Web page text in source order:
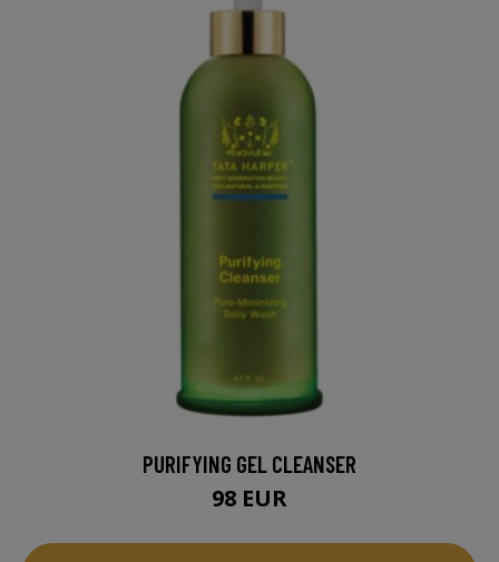
PURIFYING GEL CLEANSER
98 EUR